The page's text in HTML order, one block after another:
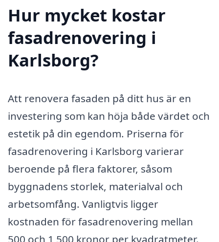
Hur mycket kostar
fasadrenovering i
Karlsborg?
Att renovera fasaden på ditt hus är en
investering som kan höja både värdet och
estetik på din egendom. Priserna för
fasadrenovering i Karlsborg varierar
beroende på flera faktorer, såsom
byggnadens storlek, materialval och
arbetsomfång. Vanligtvis ligger
kostnaden för fasadrenovering mellan
500 och 1 500 kronor per kvadratmeter.